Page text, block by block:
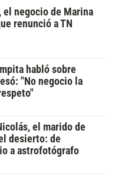
negocio de Marina
renunció a TN
habló sobre
"No negocio la
el marido de
desierto: de
a astrofotógrafo